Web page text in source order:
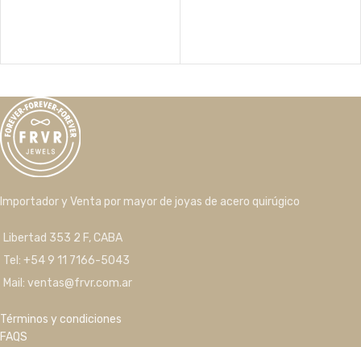
Importador y Venta por mayor de joyas de acero quirúgico
Libertad 353 2 F, CABA
Tel: +54 9 11 7166-5043
Mail: ventas@frvr.com.ar
Términos y condiciones
FAQS